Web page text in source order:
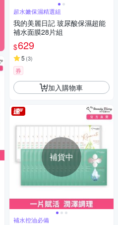
超水嫩保濕精選組
我的美麗日記 玻尿酸保濕超能
補水面膜28片組
$629
5 (3)
券
加入購物車
補貨中
補水控油必備